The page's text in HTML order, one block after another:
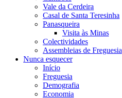
Vale da Cerdeira
Casal de Santa Teresinha
Panasqueira
Visita às Minas
Colectividades
Assembleias de Freguesia
Nunca esquecer
Início
Freguesia
Demografia
Economia